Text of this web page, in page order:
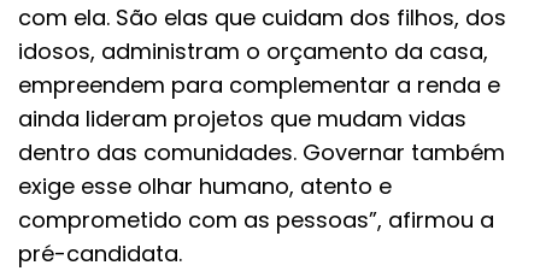
com ela. São elas que cuidam dos filhos, dos
idosos, administram o orçamento da casa,
empreendem para complementar a renda e
ainda lideram projetos que mudam vidas
dentro das comunidades. Governar também
exige esse olhar humano, atento e
comprometido com as pessoas”, afirmou a
pré-candidata.